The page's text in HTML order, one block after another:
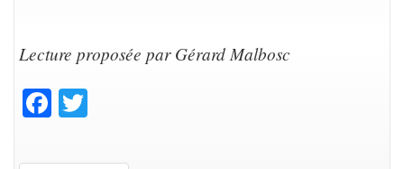
Lecture proposée par Gérard Malbosc
Facebook